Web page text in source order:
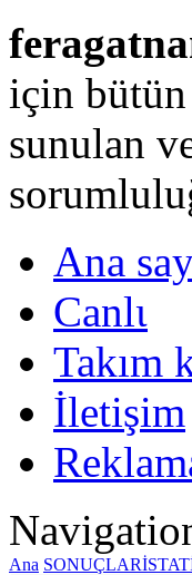
için bütün
sunulan
Ana
Canlι
Takım
İletişim
Ana SONUÇLAR